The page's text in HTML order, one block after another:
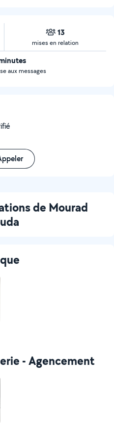
13
mises en relation
aux messages
de Mourad
- Agencement